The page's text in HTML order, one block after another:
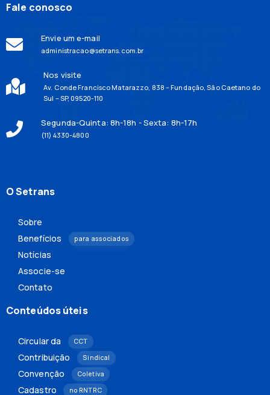
Fale conosco
Envie um e-mail
administracao@setrans.com.br
Nos visite
Av. Conde Francisco Matarazzo, 838 – Fundação, São Caetano do
Sul – SP, 09520-110
Segunda-Quinta: 8h-18h - Sexta: 8h-17h
(11) 4330-4800
O Setrans
Sobre
Benefícios
para associados
Notícias
Associe-se
Contato
Conteúdos úteis
Circular da CCT
Contribuição Sindical
Convenção Coletiva
Cadastro no RNTRC